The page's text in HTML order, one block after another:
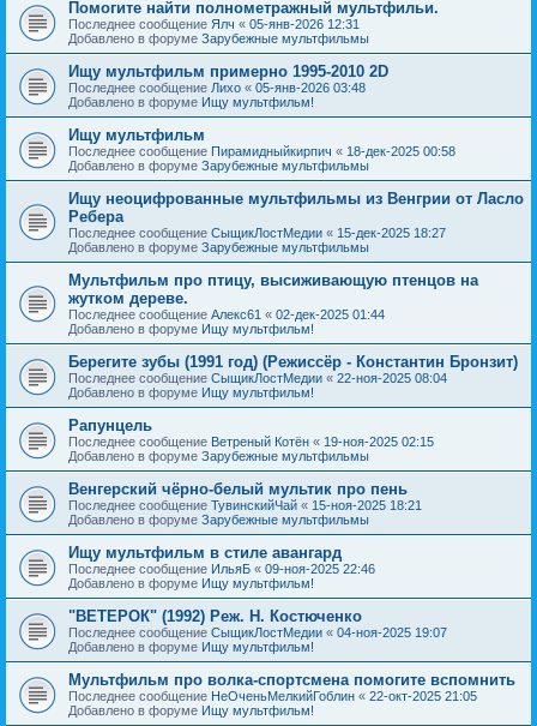
Помогите найти полнометражный мультфильи.
Последнее сообщение Ялч « 05-янв-2026 12:31
Добавлено в форуме Зарубежные мультфильмы
Ищу мультфильм примерно 1995-2010 2D
Последнее сообщение Лихо « 05-янв-2026 03:48
Добавлено в форуме Ищу мультфильм!
Ищу мультфильм
Последнее сообщение Пирамидныйкирпич « 18-дек-2025 00:58
Добавлено в форуме Зарубежные мультфильмы
Ищу неоцифрованные мультфильмы из Венгрии от Ласло
Ребера
Последнее сообщение СыщикЛостМедии « 15-дек-2025 18:27
Добавлено в форуме Зарубежные мультфильмы
Мультфильм про птицу, высиживающую птенцов на
жутком дереве.
Последнее сообщение Алекс61 « 02-дек-2025 01:44
Добавлено в форуме Ищу мультфильм!
Берегите зубы (1991 год) (Режиссёр - Константин Бронзит)
Последнее сообщение СыщикЛостМедии « 22-ноя-2025 08:04
Добавлено в форуме Ищу мультфильм!
Рапунцель
Последнее сообщение Ветреный Котён « 19-ноя-2025 02:15
Добавлено в форуме Зарубежные мультфильмы
Венгерский чёрно-белый мультик про пень
Последнее сообщение ТувинскийЧай « 15-ноя-2025 18:21
Добавлено в форуме Зарубежные мультфильмы
Ищу мультфильм в стиле авангард
Последнее сообщение ИльяБ « 09-ноя-2025 22:46
Добавлено в форуме Ищу мультфильм!
"ВЕТЕРОК" (1992) Реж. Н. Костюченко
Последнее сообщение СыщикЛостМедии « 04-ноя-2025 19:07
Добавлено в форуме Ищу мультфильм!
Мультфильм про волка-спортсмена помогите вспомнить
Последнее сообщение НеОченьМелкийГоблин « 22-окт-2025 21:05
Добавлено в форуме Ищу мультфильм!